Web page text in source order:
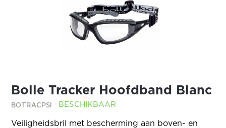
Bolle Tracker Hoofdband Blanc
BOTRACPSI BESCHIKBAAR
Veiligheidsbril met bescherming aan boven- en